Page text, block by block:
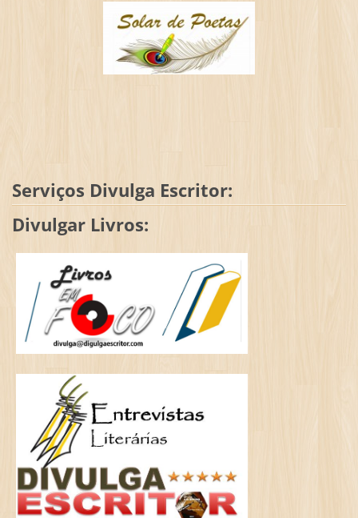
Serviços Divulga Escritor:
Divulgar Livros: